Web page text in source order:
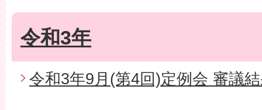
令和3年
令和3年9月(第4回)定例会 審議